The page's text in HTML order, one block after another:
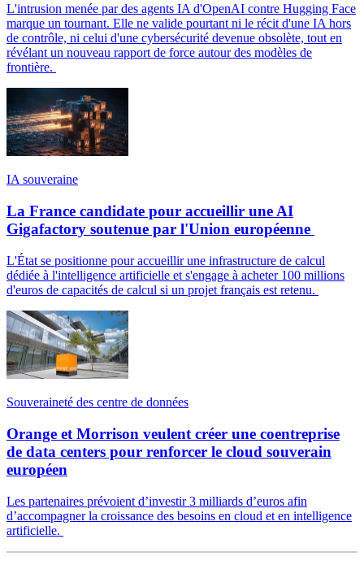
L'intrusion menée par des agents IA d'OpenAI contre Hugging Face
marque un tournant. Elle ne valide pourtant ni le récit d'une IA hors
de contrôle, ni celui d'une cybersécurité devenue obsolète, tout en
révélant un nouveau rapport de force autour des modèles de
frontière.
IA souveraine
La France candidate pour accueillir une AI
Gigafactory soutenue par l'Union européenne
L'État se positionne pour accueillir une infrastructure de calcul
dédiée à l'intelligence artificielle et s'engage à acheter 100 millions
d'euros de capacités de calcul si un projet français est retenu.
Souveraineté des centre de données
Orange et Morrison veulent créer une coentreprise
de data centers pour renforcer le cloud souverain
européen
Les partenaires prévoient d’investir 3 milliards d’euros afin
d’accompagner la croissance des besoins en cloud et en intelligence
artificielle.